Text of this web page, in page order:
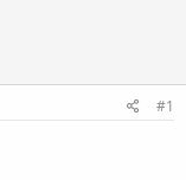
#1